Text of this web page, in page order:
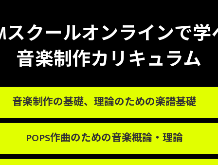
スクールオンラインで
音楽制作カリキュラム
音楽制作の基礎、理論のための楽譜基礎
POPS作曲のための音楽概論・理論